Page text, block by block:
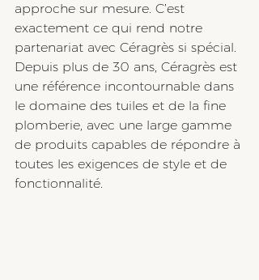
approche sur mesure. C’est
exactement ce qui rend notre
partenariat avec Céragrès si spécial.
Depuis plus de 30 ans, Céragrès est
une référence incontournable dans
le domaine des tuiles et de la fine
plomberie, avec une large gamme
de produits capables de répondre à
toutes les exigences de style et de
fonctionnalité.